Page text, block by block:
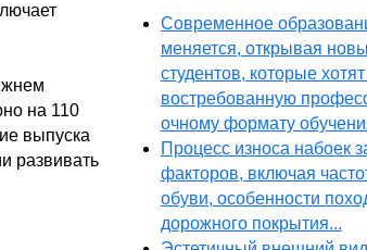
на 110
выпуска
развивать
Современное
меняется, открывая
студентов, которые
востребованную
очному формату
Процесс износа набоек
факторов, включая
обуви, особенности
дорожного покрытия...